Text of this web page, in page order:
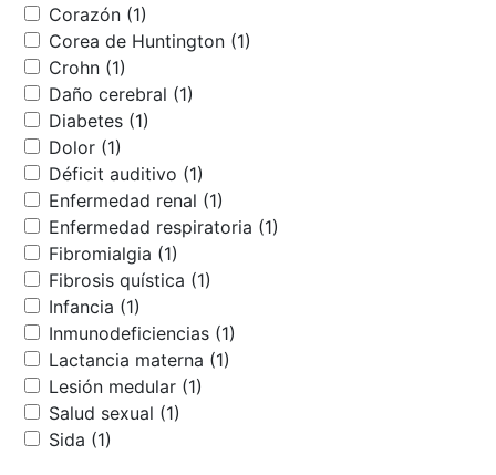
Corazón (1)
Corea de Huntington (1)
Crohn (1)
Daño cerebral (1)
Diabetes (1)
Dolor (1)
Déficit auditivo (1)
Enfermedad renal (1)
Enfermedad respiratoria (1)
Fibromialgia (1)
Fibrosis quística (1)
Infancia (1)
Inmunodeficiencias (1)
Lactancia materna (1)
Lesión medular (1)
Salud sexual (1)
Sida (1)